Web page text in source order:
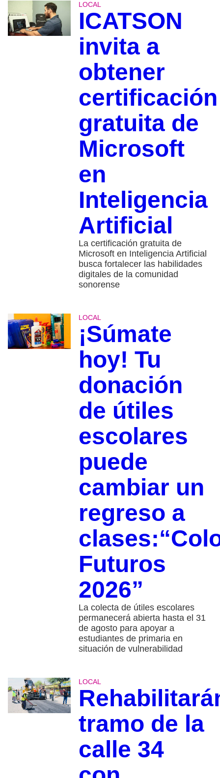
LOCAL
ICATSON
invita a
obtener
certificación
gratuita de
Microsoft
en
Inteligencia
Artificial
La certificación gratuita de
Microsoft en Inteligencia Artificial
busca fortalecer las habilidades
digitales de la comunidad
sonorense
LOCAL
¡Súmate
hoy! Tu
donación
de útiles
escolares
puede
cambiar un
regreso a
Futuros
2026”
La colecta de útiles escolares
permanecerá abierta hasta el 31
de agosto para apoyar a
estudiantes de primaria en
situación de vulnerabilidad
LOCAL
tramo de la
calle 34